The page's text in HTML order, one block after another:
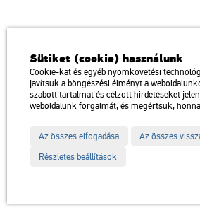
a Magyar Művészeti Akadémia intézménye
1146 Budapest, Dózsa György út 37.
Megközelíthető: Millenniumi Földalatti Vasút –
Trolibusz: 75, 79 / Autóbusz: 20, 30, 105
Impresszum Sitemap Adatvédelem
Sütiket (cookie) használunk
Cookie-kat és egyéb nyomkövetési
javítsuk a böngészési élményt a
szabott tartalmat és célzott hirdetéseket
weboldalunk forgalmát, és megértsük,
Az összes elfogadása
Az összes
Részletes beállítások